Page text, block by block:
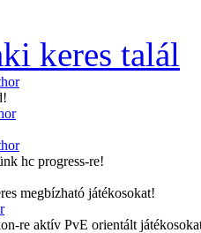
keres talál
hc progress-re!
megbízható játékosokat!
re aktív PvE orientált